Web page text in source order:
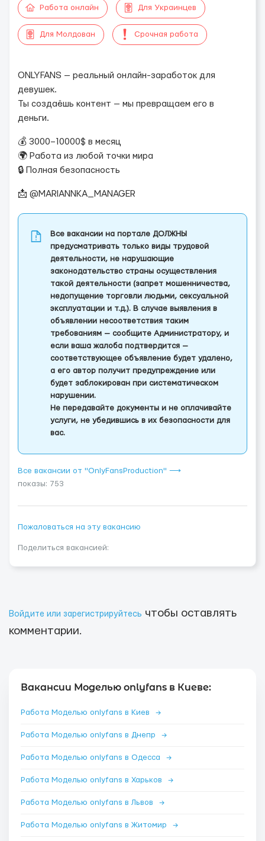
Работа онлайн Для Украинцев
Для Молдован Срочная работа
ONLYFANS — реальный онлайн-заработок для
девушек.
Ты создаёшь контент — мы превращаем его в
деньги.
💰 3000–10000$ в месяц
🌍 Работа из любой точки мира
🔒 Полная безопасность
📩 @MARIANNKA_MANAGER
Все вакансии на портале ДОЛЖНЫ
предусматривать только виды трудовой
деятельности, не нарушающие
законодательство страны осуществления
такой деятельности (запрет мошенничества,
недопущение торговли людьми, сексуальной
эксплуатации и т.д.). В случае выявления в
объявлении несоответствия таким
требованиям — сообщите Администратору, и
если ваша жалоба подтвердится —
соответствующее объявление будет удалено,
а его автор получит предупреждение или
будет заблокирован при систематическом
нарушении.
Не передавайте документы и не оплачивайте
услуги, не убедившись в их безопасности для
вас.
Все вакансии от "OnlyFansProduction" ⟶
показы: 753
Пожаловаться на эту вакансию
Поделиться вакансией:
Войдите или зарегистрируйтесь чтобы оставлять
комментарии.
Вакансии Моделью onlyfans в Киеве:
Работа Моделью onlyfans в Киев →
Работа Моделью onlyfans в Днепр →
Работа Моделью onlyfans в Одесса →
Работа Моделью onlyfans в Харьков →
Работа Моделью onlyfans в Львов →
Работа Моделью onlyfans в Житомир →